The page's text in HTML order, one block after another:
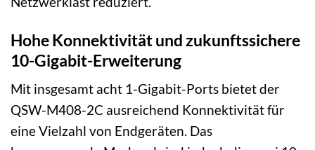
Hohe Konnektivität und zukunftssichere
10-Gigabit-Erweiterung
Mit insgesamt acht 1-Gigabit-Ports bietet der
QSW-M408-2C ausreichend Konnektivität für
eine Vielzahl von Endgeräten. Das